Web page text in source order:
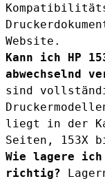
Website.
Kann ich HP
abwechselnd
sind
liegt in der
Seiten, 153X
Wie lagere ich
richtig?